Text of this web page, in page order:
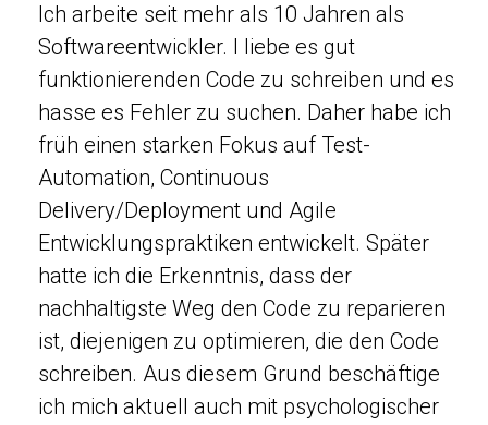
Ich arbeite seit mehr als 10 Jahren als
Softwareentwickler. I liebe es gut
funktionierenden Code zu schreiben und es
hasse es Fehler zu suchen. Daher habe ich
früh einen starken Fokus auf Test-
Automation, Continuous
Delivery/Deployment und Agile
Entwicklungspraktiken entwickelt. Später
hatte ich die Erkenntnis, dass der
nachhaltigste Weg den Code zu reparieren
ist, diejenigen zu optimieren, die den Code
schreiben. Aus diesem Grund beschäftige
ich mich aktuell auch mit psychologischer